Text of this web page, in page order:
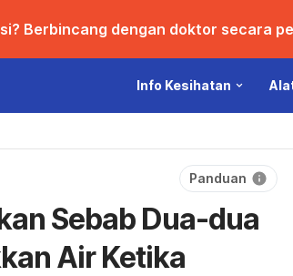
Berbincang dengan doktor secara
Info Kesihatan
Panduan
Sebab Dua-dua
Air Ketika